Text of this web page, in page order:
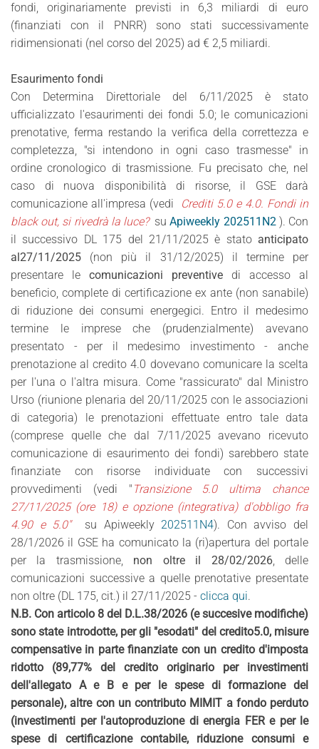
fondi, originariamente previsti in 6,3 miliardi di euro
(finanziati con il PNRR) sono stati successivamente
ridimensionati (nel corso del 2025) ad € 2,5 miliardi.
Esaurimento fondi
Con Determina Direttoriale del 6/11/2025 è stato
ufficializzato l'esaurimenti dei fondi 5.0; le comunicazioni
prenotative, ferma restando la verifica della correttezza e
completezza, "si intendono in ogni caso trasmesse" in
ordine cronologico di trasmissione. Fu precisato che, nel
caso di nuova disponibilità di risorse, il GSE darà
comunicazione all'impresa (vedi
Crediti 5.0 e 4.0. Fondi in
black out, si rivedrà la luce?suApiweekly 202511N2). Con
il successivo DL 175 del 21/11/2025 è stato anticipato
al27/11/2025 (non più il 31/12/2025) il termine per
presentare le comunicazioni preventive di accesso al
beneficio, complete di certificazione ex ante (non sanabile)
di riduzione dei consumi energegici. Entro il medesimo
termine le imprese che (prudenzialmente) avevano
presentato - per il medesimo investimento - anche
prenotazione al credito 4.0 dovevano comunicare la scelta
per l'una o l'altra misura. Come "rassicurato" dal Ministro
Urso (riunione plenaria del 20/11/2025 con le associazioni
di categoria) le prenotazioni effettuate entro tale data
(comprese quelle che dal 7/11/2025 avevano ricevuto
comunicazione di esaurimento dei fondi) sarebbero state
finanziate con risorse individuate con successivi
provvedimenti (vedi " Transizione 5.0 ultima chance
27/11/2025 (ore 18) e opzione (integrativa) d'obbligo fra
4.90 e 5.0"
su Apiweekly202511N4). Con avviso del
28/1/2026 il GSE ha comunicato la (ri)apertura del portale
per la trasmissione, non oltre il 28/02/2026, delle
comunicazioni successive a quelle prenotative presentate
non oltre (DL 175, cit.) il 27/11/2025 - clicca qui.
N.B. Con articolo 8 del D.L.38/2026 (e succesive modifiche)
sono state introdotte, per gli "esodati" del credito5.0, misure
compensative in parte finanziate con un credito d'imposta
ridotto (89,77% del credito originario per investimenti
dell'allegato A e B e per le spese di formazione del
personale), altre con un contributo MIMIT a fondo perduto
(investimenti per l'autoproduzione di energia FER e per le
spese di certificazione contabile, riduzione consumi e